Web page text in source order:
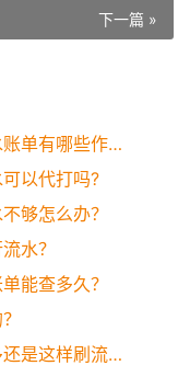
下一篇 »
银行流水账单如何打印？银行流水账单有哪些作用？
以代打吗?
够怎么办？
水？
能查多久？
银行流水账单可以作假吗？想太多还是这样刷流水才有效！